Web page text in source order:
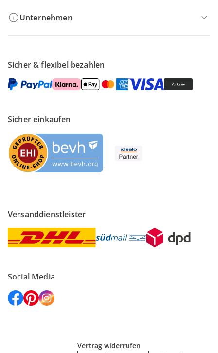
Unternehmen
Sicher & flexibel bezahlen
Sicher einkaufen
Versanddienstleister
Social Media
Vertrag widerrufen